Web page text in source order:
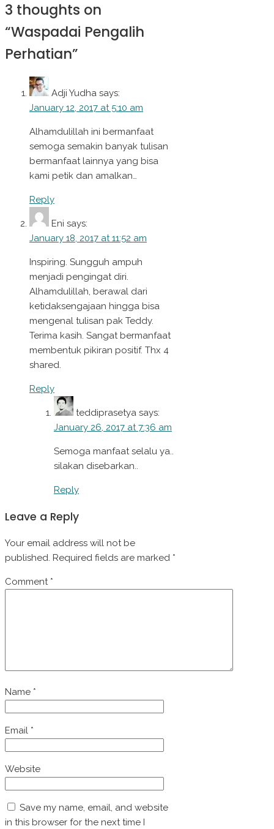
3 thoughts on
“Waspadai Pengalih
Perhatian”
Adji Yudha says:
January 12, 2017 at 5:10 am
Alhamdulillah ini bermanfaat
semoga semakin banyak tulisan
bermanfaat lainnya yang bisa
kami petik dan amalkan…
Reply
Eni says:
January 18, 2017 at 11:52 am
Inspiring. Sungguh ampuh
menjadi pengingat diri.
Alhamdulillah, berawal dari
ketidaksengajaan hingga bisa
mengenal tulisan pak Teddy.
Terima kasih. Sangat bermanfaat
membentuk pikiran positif. Thx 4
shared.
Reply
teddiprasetya says:
January 26, 2017 at 7:36 am
Semoga manfaat selalu ya..
silakan disebarkan..
Reply
Leave a Reply
Your email address will not be
published. Required fields are marked *
Comment *
Name *
Email *
Website
Save my name, email, and website
in this browser for the next time I